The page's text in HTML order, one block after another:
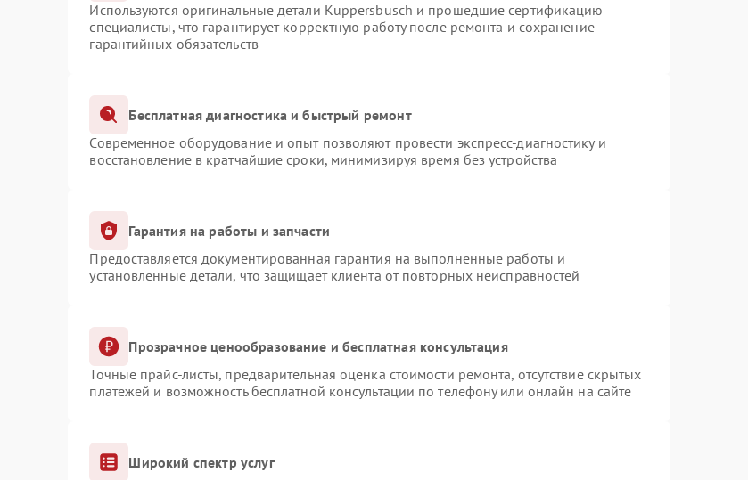
Используются оригинальные детали Kuppersbusch и прошедшие сертификацию
специалисты, что гарантирует корректную работу после ремонта и сохранение
гарантийных обязательств
Бесплатная диагностика и быстрый ремонт
Современное оборудование и опыт позволяют провести экспресс-диагностику и
восстановление в кратчайшие сроки, минимизируя время без устройства
Гарантия на работы и запчасти
Предоставляется документированная гарантия на выполненные работы и
установленные детали, что защищает клиента от повторных неисправностей
Прозрачное ценообразование и бесплатная консультация
Точные прайс-листы, предварительная оценка стоимости ремонта, отсутствие скрытых
платежей и возможность бесплатной консультации по телефону или онлайн на сайте
Широкий спектр услуг